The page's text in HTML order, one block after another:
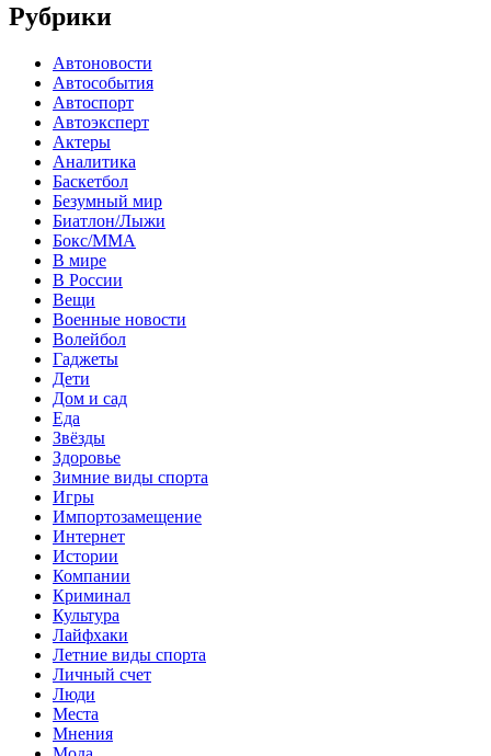
Рубрики
Автоновости
Автособытия
Автоспорт
Автоэксперт
Актеры
Аналитика
Баскетбол
Безумный мир
Биатлон/Лыжи
Бокс/MMA
В мире
В России
Вещи
Военные новости
Волейбол
Гаджеты
Дети
Дом и сад
Еда
Звёзды
Здоровье
Зимние виды спорта
Игры
Импортозамещение
Интернет
Истории
Компании
Криминал
Культура
Лайфхаки
Летние виды спорта
Личный счет
Люди
Места
Мнения